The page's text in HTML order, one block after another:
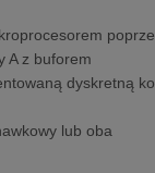
A z buforem
dyskretną
lub oba